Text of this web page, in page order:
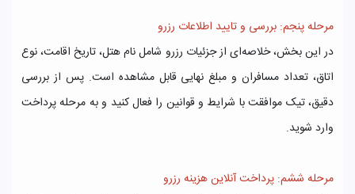
مرحله پنجم: بررسی و تایید اطلاعات رزرو
در این بخش، خلاصه‌ای از جزئیات رزرو شامل نام هتل، تاریخ اقامت، نوع
اتاق، تعداد مسافران و مبلغ نهایی قابل مشاهده است. پس از بررسی
دقیق، تیک موافقت با شرایط و قوانین را فعال کنید و به مرحله پرداخت
وارد شوید.
مرحله ششم: پرداخت آنلاین هزینه رزرو